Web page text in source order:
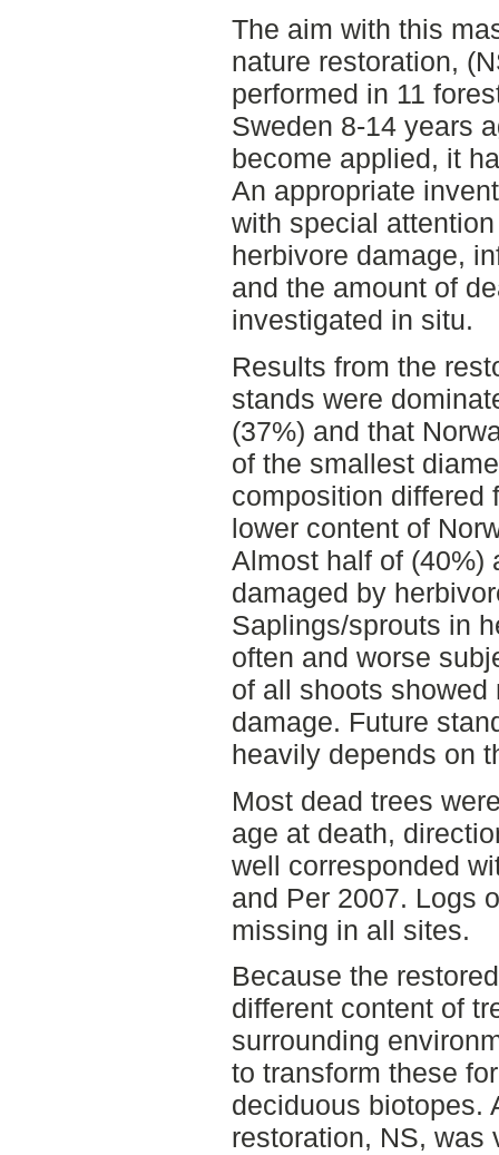
The aim with this
nature restoration,
performed in 11
Sweden 8-14 years
become applied, it
An appropriate
with special
herbivore damage,
and the amount of
investigated in situ.
Results from the
stands were
(37%) and that
of the smallest
composition differed
lower content of
Almost half of (40%)
damaged by
Saplings/sprouts in
often and worse
of all shoots showed
damage. Future
heavily depends on
Most dead trees
age at death,
well corresponded
and Per 2007. Logs
missing in all sites.
Because the
different content of
surrounding
to transform these
deciduous biotopes.
restoration, NS, was